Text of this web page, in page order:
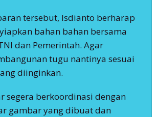
tersebut, Isdianto berharap
bahan bahan bersama
dan Pemerintah. Agar
tugu nantinya sesuai
diinginkan.
segera berkoordinasi dengan
gambar yang dibuat dan